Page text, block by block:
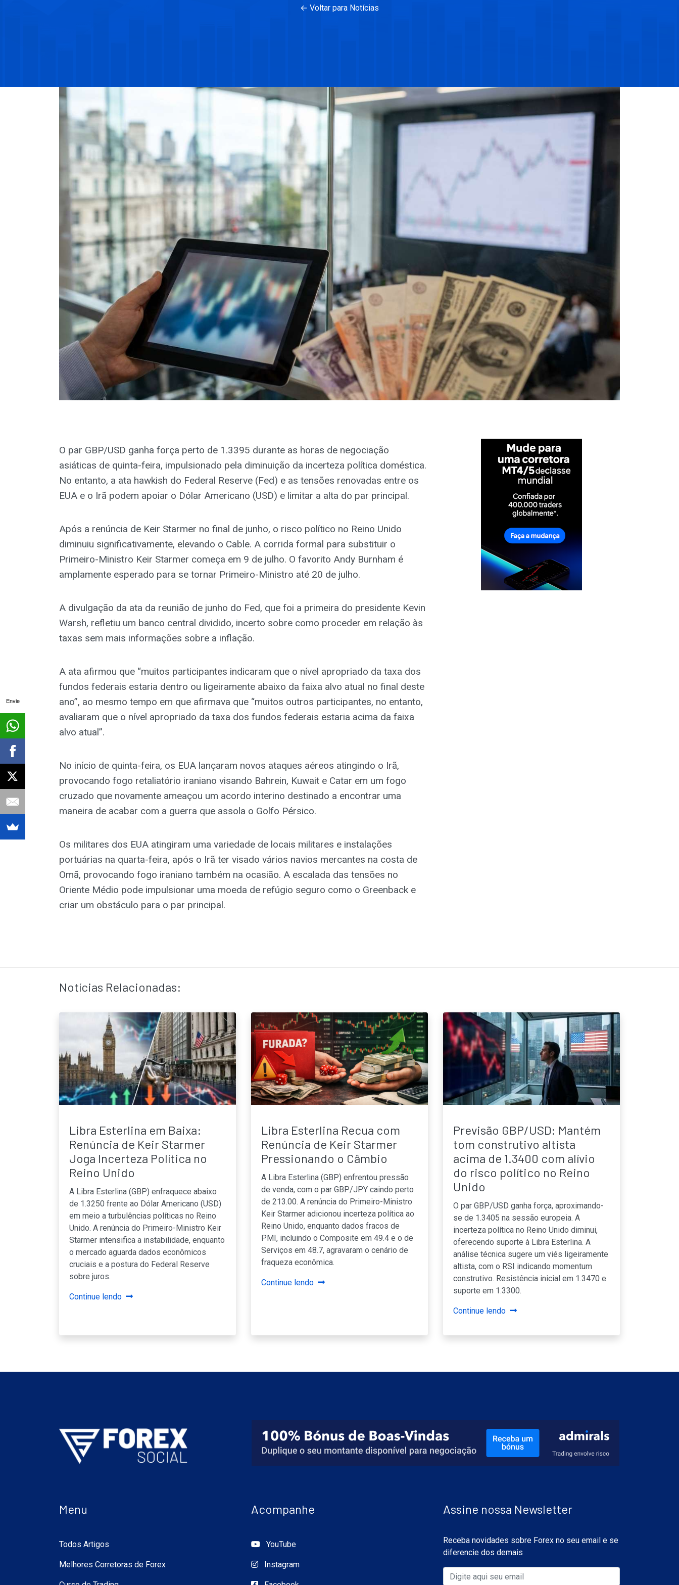
← Voltar para Notícias
O par GBP/USD ganha força perto de 1.3395 durante as horas de negociação
asiáticas de quinta-feira, impulsionado pela diminuição da incerteza política doméstica.
No entanto, a ata hawkish do Federal Reserve (Fed) e as tensões renovadas entre os
EUA e o Irã podem apoiar o Dólar Americano (USD) e limitar a alta do par principal.
Após a renúncia de Keir Starmer no final de junho, o risco político no Reino Unido
diminuiu significativamente, elevando o Cable. A corrida formal para substituir o
Primeiro-Ministro Keir Starmer começa em 9 de julho. O favorito Andy Burnham é
amplamente esperado para se tornar Primeiro-Ministro até 20 de julho.
A divulgação da ata da reunião de junho do Fed, que foi a primeira do presidente Kevin
Warsh, refletiu um banco central dividido, incerto sobre como proceder em relação às
taxas sem mais informações sobre a inflação.
A ata afirmou que “muitos participantes indicaram que o nível apropriado da taxa dos
fundos federais estaria dentro ou ligeiramente abaixo da faixa alvo atual no final deste
ano”, ao mesmo tempo em que afirmava que “muitos outros participantes, no entanto,
avaliaram que o nível apropriado da taxa dos fundos federais estaria acima da faixa
alvo atual”.
No início de quinta-feira, os EUA lançaram novos ataques aéreos atingindo o Irã,
provocando fogo retaliatório iraniano visando Bahrein, Kuwait e Catar em um fogo
cruzado que novamente ameaçou um acordo interino destinado a encontrar uma
maneira de acabar com a guerra que assola o Golfo Pérsico.
Os militares dos EUA atingiram uma variedade de locais militares e instalações
portuárias na quarta-feira, após o Irã ter visado vários navios mercantes na costa de
Omã, provocando fogo iraniano também na ocasião. A escalada das tensões no
Oriente Médio pode impulsionar uma moeda de refúgio seguro como o Greenback e
criar um obstáculo para o par principal.
Notícias Relacionadas:
Libra Esterlina em Baixa:
Renúncia de Keir Starmer
Joga Incerteza Política no
Reino Unido
A Libra Esterlina (GBP) enfraquece abaixo
de 1.3250 frente ao Dólar Americano (USD)
em meio a turbulências políticas no Reino
Unido. A renúncia do Primeiro-Ministro Keir
Starmer intensifica a instabilidade, enquanto
o mercado aguarda dados econômicos
cruciais e a postura do Federal Reserve
sobre juros.
Continue lendo
Libra Esterlina Recua com
Renúncia de Keir Starmer
Pressionando o Câmbio
A Libra Esterlina (GBP) enfrentou pressão
de venda, com o par GBP/JPY caindo perto
de 213.00. A renúncia do Primeiro-Ministro
Keir Starmer adicionou incerteza política ao
Reino Unido, enquanto dados fracos de
PMI, incluindo o Composite em 49.4 e o de
Serviços em 48.7, agravaram o cenário de
fraqueza econômica.
Continue lendo
Previsão GBP/USD: Mantém
tom construtivo altista
acima de 1.3400 com alívio
do risco político no Reino
Unido
O par GBP/USD ganha força, aproximando-
se de 1.3405 na sessão europeia. A
incerteza política no Reino Unido diminui,
oferecendo suporte à Libra Esterlina. A
análise técnica sugere um viés ligeiramente
altista, com o RSI indicando momentum
construtivo. Resistência inicial em 1.3470 e
suporte em 1.3300.
Continue lendo
Menu
Todos Artigos
Melhores Corretoras de Forex
Acompanhe
YouTube
Instagram
Assine nossa Newsletter
Receba novidades sobre Forex no seu email e se
diferencie dos demais
Envie